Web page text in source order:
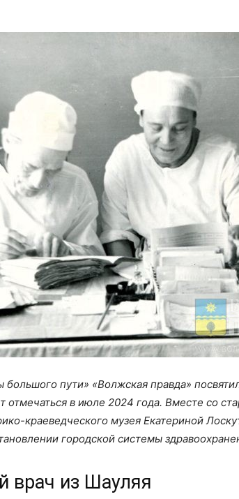
большого пути» «Волжская правда»
отмечаться в июле 2024 года. Вместе со
краеведческого музея Екатериной
городской системы
врач из Шауляя